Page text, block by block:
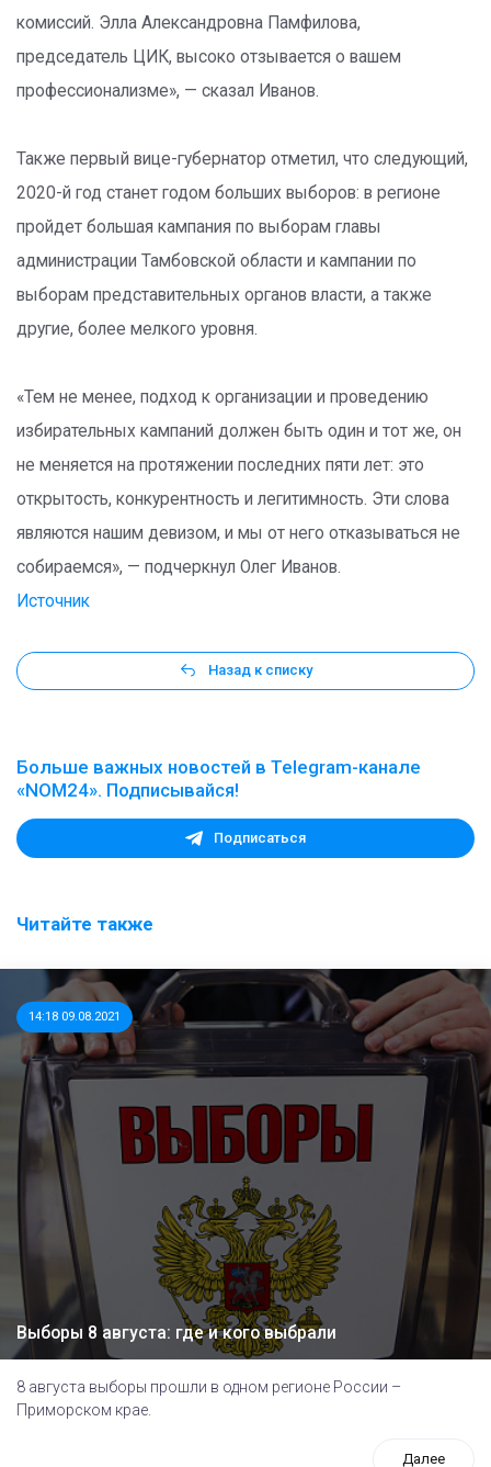
комиссий. Элла Александровна Памфилова,
председатель ЦИК, высоко отзывается о вашем
профессионализме», — сказал Иванов.
Также первый вице-губернатор отметил, что следующий,
2020-й год станет годом больших выборов: в регионе
пройдет большая кампания по выборам главы
администрации Тамбовской области и кампании по
выборам представительных органов власти, а также
другие, более мелкого уровня.
«Тем не менее, подход к организации и проведению
избирательных кампаний должен быть один и тот же, он
не меняется на протяжении последних пяти лет: это
открытость, конкурентность и легитимность. Эти слова
являются нашим девизом, и мы от него отказываться не
собираемся», — подчеркнул Олег Иванов.
Источник
Назад к списку
Больше важных новостей в Telegram-канале
«NOM24». Подписывайся!
Подписаться
Читайте также
14:18 09.08.2021
Выборы 8 августа: где и кого выбрали
8 августа выборы прошли в одном регионе России –
Приморском крае.
Далее